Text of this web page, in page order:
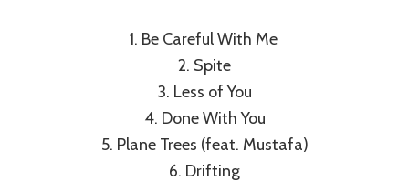
1. Be Careful With Me
2. Spite
3. Less of You
4. Done With You
5. Plane Trees (feat. Mustafa)
6. Drifting